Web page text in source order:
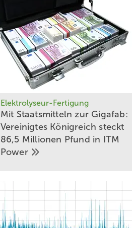
Elektrolyseur-Fertigung
Mit Staatsmitteln zur Gigafab:
Vereinigtes Königreich steckt
86,5 Millionen Pfund in ITM
Power